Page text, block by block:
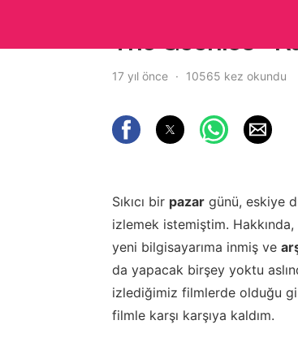
The Goonies –
17 yıl önce 10565 kez okundu
Sıkıcı bir pazar günü, eskiye
izlemek istemiştim.
yeni bilgisayarıma inmiş ve
da yapacak birşey yoktu
izlediğimiz filmlerde olduğu
filmle karşı karşıya kaldım.